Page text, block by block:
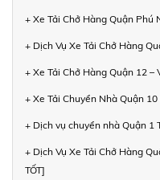
+ Xe Tải Chở Hàng Quận Phú
+ Dịch Vụ Xe Tải Chở Hàng
+ Xe Tải Chở Hàng Quận 12
+ Xe Tải Chuyển Nhà Quận
+ Dịch vụ chuyển nhà Quận 1
+ Dịch Vụ Xe Tải Chở Hàng
TỐT]